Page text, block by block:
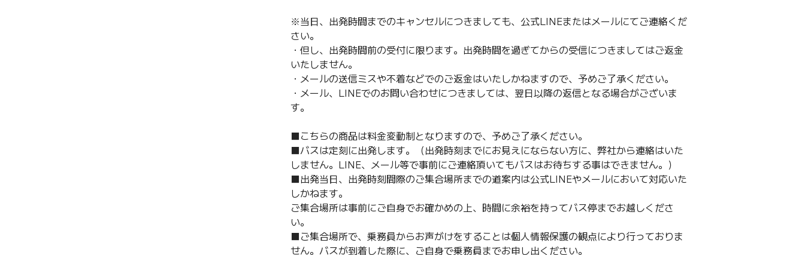
※当日、出発時間までのキャンセルにつきましても、公式LINEまたはメールにてご連絡くだ
さい。
・但し、出発時間前の受付に限ります。出発時間を過ぎてからの受信につきましてはご返金
いたしません。
・メールの送信ミスや不着などでのご返金はいたしかねますので、予めご了承ください。
・メール、LINEでのお問い合わせにつきましては、翌日以降の返信となる場合がございま
す。
■こちらの商品は料金変動制となりますので、予めご了承ください。
■バスは定刻に出発します。（出発時刻までにお見えにならない方に、弊社から連絡はいた
しません。LINE、メール等で事前にご連絡頂いてもバスはお待ちする事はできません。）
■出発当日、出発時刻間際のご集合場所までの道案内は公式LINEやメールにおいて対応いた
しかねます。
ご集合場所は事前にご自身でお確かめの上、時間に余裕を持ってバス停までお越しくださ
い。
■ご集合場所で、乗務員からお声がけをすることは個人情報保護の観点により行っておりま
せん。バスが到着した際に、ご自身で乗務員までお申し出ください。